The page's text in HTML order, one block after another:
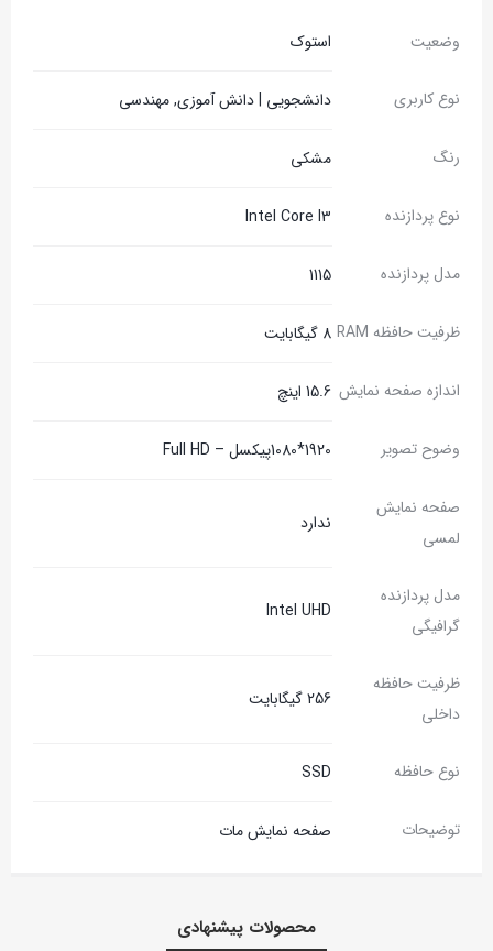
وضعیت استوک
نوع کاربری دانشجویی | دانش آموزی, مهندسی
رنگ مشکی
نوع پردازنده Intel Core I3
مدل پردازنده 1115
ظرفیت حافظه RAM 8 گیگابایت
اندازه صفحه نمایش 15.6 اینچ
وضوح تصویر 1920*1080پیکسل – Full HD
صفحه نمایش
لمسی
ندارد
مدل پردازنده
گرافیگی
Intel UHD
ظرفیت حافظه
داخلی
256 گیگابایت
نوع حافظه SSD
توضیحات صفحه نمایش مات
محصولات پیشنهادی